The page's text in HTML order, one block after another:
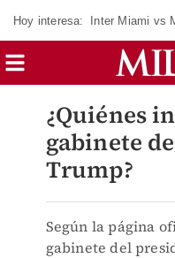
Hoy interesa: Inter Miami vs
¿Quiénes
gabinete
Trump?
Según la página
gabinete del